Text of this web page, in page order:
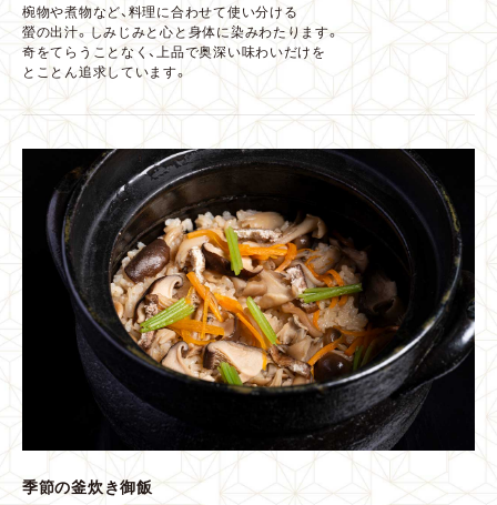
椀物や煮物など、料理に合わせて使い分ける
螢の出汁。しみじみと心と身体に染みわたります。
奇をてらうことなく、上品で奥深い味わいだけを
とことん追求しています。
季節の釜炊き御飯